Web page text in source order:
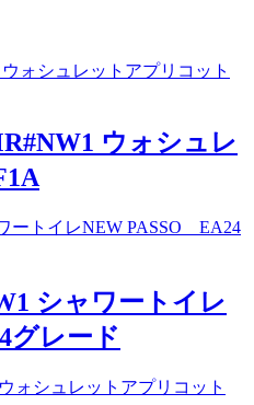
ウォシュレ
シャワートイレ
グレード